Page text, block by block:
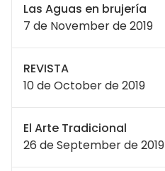
Las Aguas en brujería
7 de November de 2019
REVISTA
10 de October de 2019
El Arte Tradicional
26 de September de 2019